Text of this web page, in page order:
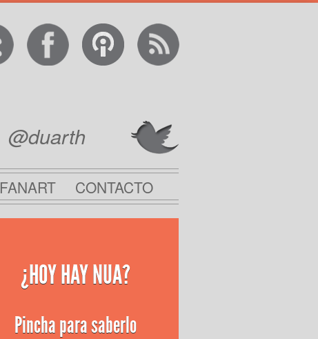
@duarth
FANART CONTACTO
¿HOY HAY NUA?
Pincha para saberlo